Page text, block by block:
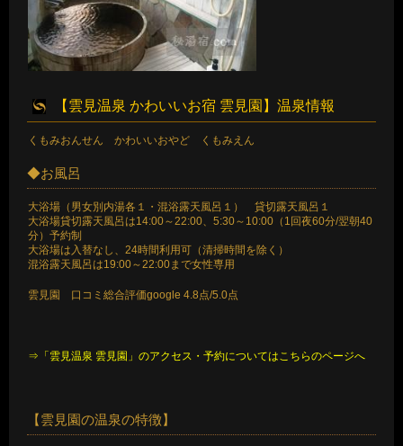
【雲見温泉 かわいいお宿 雲見園】温泉情報
くもみおんせん かわいいおやど くもみえん
◆お風呂
大浴場（男女別内湯各１・混浴露天風呂１） 貸切露天風呂１
大浴場貸切露天風呂は14:00～22:00、5:30～10:00（1回夜60分/翌朝40
分）予約制
大浴場は入替なし、24時間利用可（清掃時間を除く）
混浴露天風呂は19:00～22:00まで女性専用
雲見園 口コミ総合評価google 4.8点/5.0点
⇒「雲見温泉 雲見園」のアクセス・予約についてはこちらのページへ
【雲見園の温泉の特徴】